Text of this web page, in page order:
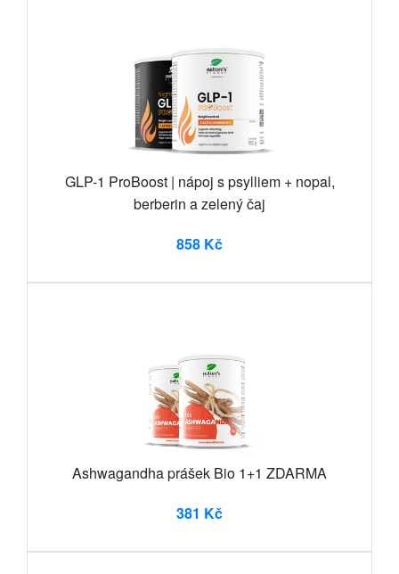
GLP-1 ProBoost | nápoj s psylliem + nopal,
berberin a zelený čaj
858 Kč
Ashwagandha prášek Bio 1+1 ZDARMA
381 Kč